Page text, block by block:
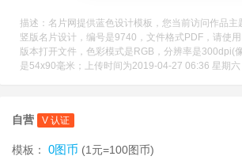
描述：名片网提供蓝色设计模板，您当前访问作品主
竖版名片设计，编号是9740，文件格式PDF，请使
版本打开文件，色彩模式是RGB，分辨率是300dpi(
是54x90毫米；上传时间为2019-04-27 06:36 星期六
自营 V 认证
模板： 0图币 (1元=100图币)